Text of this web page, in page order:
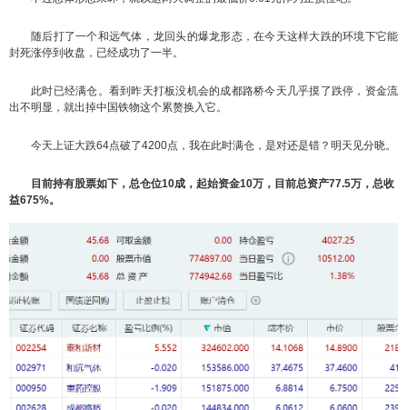
随后打了一个和远气体，龙回头的爆龙形态，在今天这样大跌的环境下它能
封死涨停到收盘，已经成功了一半。
此时已经满仓。看到昨天打板没机会的成都路桥今天几乎摸了跌停，资金流
出不明显，就出掉中国铁物这个累赘换入它。
今天上证大跌64点破了4200点，我在此时满仓，是对还是错？明天见分晓。
目前持有股票如下，总仓位10成，起始资金10万，目前总资产77.5万，总收
益675%。